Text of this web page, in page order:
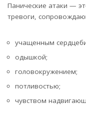
Панические атаки —
тревоги,
учащенным
одышкой;
головокружением;
потливостью;
чувством